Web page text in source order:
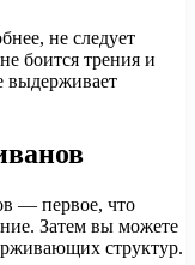
не следует
боится трения и
выдерживает
— первое, что
Затем вы можете
структур.